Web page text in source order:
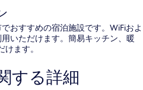
おすすめの宿泊施設です。WiFiおよ
いただけます。簡易キッチン、暖
ます。
する詳細